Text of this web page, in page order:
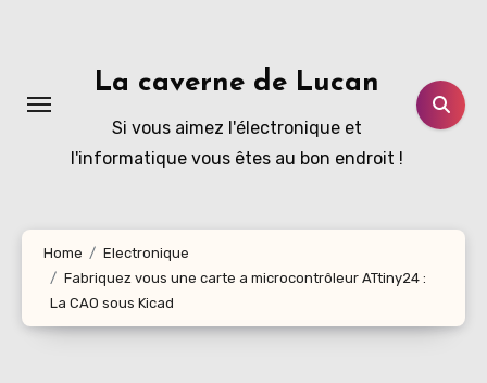
principal
La caverne de Lucan
Si vous aimez l'électronique et
l'informatique vous êtes au bon endroit !
Home
Electronique
Fabriquez vous une carte a microcontrôleur ATtiny24 :
La CAO sous Kicad